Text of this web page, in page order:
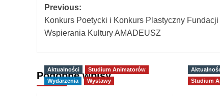
Post
navigation
Previous:
Konkurs Poetycki i Konkurs Plastyczny Fundacji
Wspierania Kultury AMADEUSZ
Podobne wpisy
Aktualności
Studium Animatorów
Wydarzenia
Wystawy
Studium